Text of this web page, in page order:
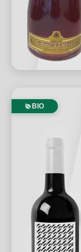
BIO